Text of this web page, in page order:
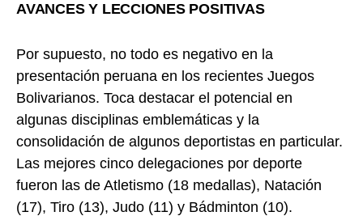
AVANCES Y LECCIONES POSITIVAS
Por supuesto, no todo es negativo en la
presentación peruana en los recientes Juegos
Bolivarianos. Toca destacar el potencial en
algunas disciplinas emblemáticas y la
consolidación de algunos deportistas en particular.
Las mejores cinco delegaciones por deporte
fueron las de Atletismo (18 medallas), Natación
(17), Tiro (13), Judo (11) y Bádminton (10).